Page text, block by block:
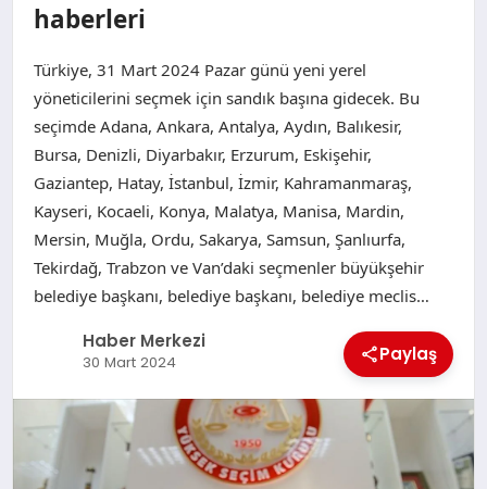
TEKNOLOJI
haberleri
Türkiye, 31 Mart 2024 Pazar günü yeni yerel
yöneticilerini seçmek için sandık başına gidecek. Bu
seçimde Adana, Ankara, Antalya, Aydın, Balıkesir,
Bursa, Denizli, Diyarbakır, Erzurum, Eskişehir,
Gaziantep, Hatay, İstanbul, İzmir, Kahramanmaraş,
Kayseri, Kocaeli, Konya, Malatya, Manisa, Mardin,
Mersin, Muğla, Ordu, Sakarya, Samsun, Şanlıurfa,
Tekirdağ, Trabzon ve Van’daki seçmenler büyükşehir
belediye başkanı, belediye başkanı, belediye meclis…
Haber Merkezi
30 Mart 2024 Paylaş